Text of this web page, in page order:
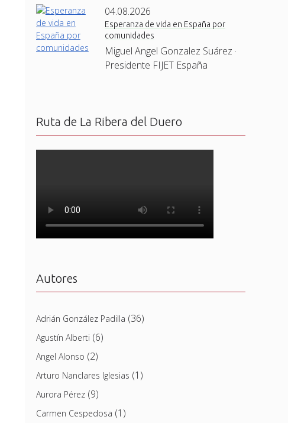
04.08.2026
Esperanza de vida en España por
comunidades
Miguel Angel Gonzalez Suárez ·
Presidente FIJET España
Ruta de La Ribera del Duero
Autores
Adrián González Padilla (36)
Agustín Alberti (6)
Angel Alonso (2)
Arturo Nanclares Iglesias (1)
Aurora Pérez(9)
Carmen Cespedosa (1)